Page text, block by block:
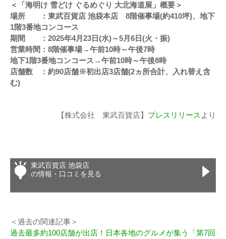
＜「海明け 雪どけ ぐるめぐり 大北海道展」概要＞
場所 ：東武百貨店 池袋本店 8階催事場(約410坪)、地下
1階3番地コンコース
期間 ：2025年4月23日(水)～5月6日(火・振)
営業時間：8階催事場→午前10時～午後7時
地下1階3番地コンコース→午前10時～午後8時
店舗数 ：約90店舗※初出店3店舗(2ヵ所合計、入れ替え含
む)
【株式会社 東武百貨店】 プレスリリース より
東武百貨店 池袋店
の情報・口コミを見る
＜過去の関連記事＞
過去最多約100店舗が出店！日本各地のグルメが集う「第7回